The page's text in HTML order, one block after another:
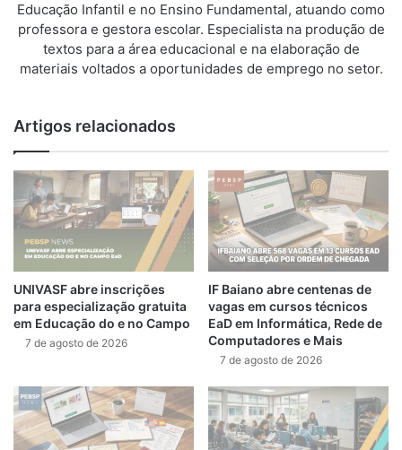
Educação Infantil e no Ensino Fundamental, atuando como
professora e gestora escolar. Especialista na produção de
textos para a área educacional e na elaboração de
materiais voltados a oportunidades de emprego no setor.
Artigos relacionados
UNIVASF abre inscrições
para especialização gratuita
em Educação do e no Campo
7 de agosto de 2026
IF Baiano abre centenas de
vagas em cursos técnicos
EaD em Informática, Rede de
Computadores e Mais
7 de agosto de 2026